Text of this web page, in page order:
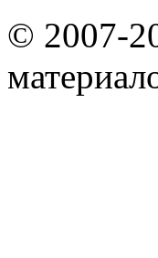
© 2007-